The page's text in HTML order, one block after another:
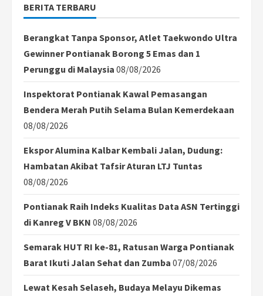
2026
BERITA TERBARU
Berangkat Tanpa Sponsor, Atlet Taekwondo Ultra
Gewinner Pontianak Borong 5 Emas dan 1
Perunggu di Malaysia 08/08/2026
Inspektorat Pontianak Kawal Pemasangan
Bendera Merah Putih Selama Bulan Kemerdekaan
08/08/2026
Ekspor Alumina Kalbar Kembali Jalan, Dudung:
Hambatan Akibat Tafsir Aturan LTJ Tuntas
08/08/2026
Pontianak Raih Indeks Kualitas Data ASN Tertinggi
di Kanreg V BKN 08/08/2026
Semarak HUT RI ke-81, Ratusan Warga Pontianak
Barat Ikuti Jalan Sehat dan Zumba 07/08/2026
Lewat Kesah Selaseh, Budaya Melayu Dikemas